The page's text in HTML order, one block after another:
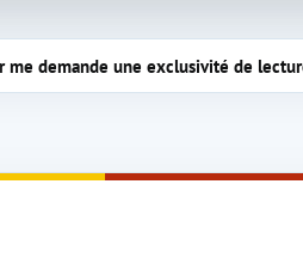
me demande une exclusivité de